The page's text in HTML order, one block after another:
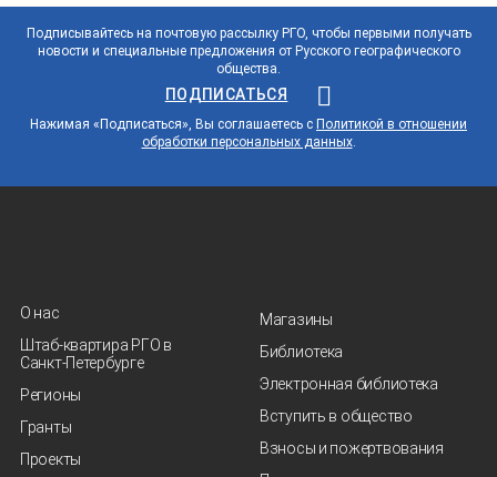
Подписывайтесь на почтовую рассылку РГО, чтобы первыми получать
новости и специальные предложения от Русского географического
общества.
ПОДПИСАТЬСЯ
Нажимая «Подписаться», Вы соглашаетесь с Политикой в отношении
обработки персональных данных.
О нас
Штаб-квартира РГО в
Санкт‑Петербурге
Регионы
Гранты
Проекты
Магазины
Библиотека
Электронная библиотека
Вступить в общество
Взносы и пожертвования